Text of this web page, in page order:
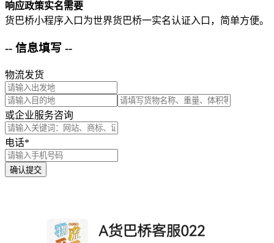
响应政策实名需要
货巴桥小程序入口为世界货巴桥一实名认证入口，简单方便。
-- 信息填写 --
物流发货
或企业服务咨询
电话*
确认提交